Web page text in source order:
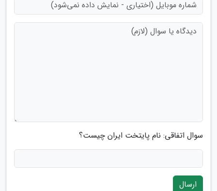
سوال اتفاقی: نام پایتخت ایران چیست؟
ارسال